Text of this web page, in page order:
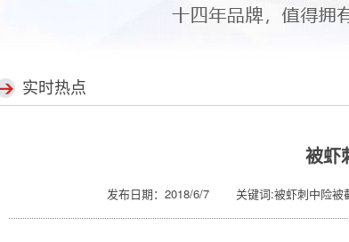
实时热点
被虾
发布日期：2018/6/7 关键词:被虾刺中险